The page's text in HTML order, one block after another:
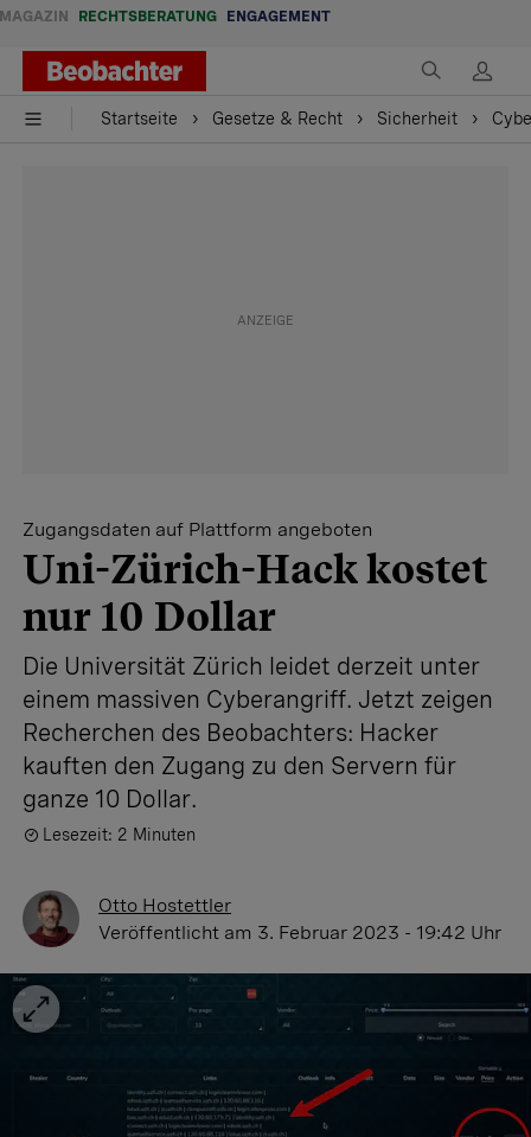
MAGAZIN RECHTSBERATUNG ENGAGEMENT
Startseite Gesetze & Recht Sicherheit
Zugangsdaten auf Plattform angeboten
Uni-Zürich-Hack kostet
nur 10 Dollar
Die Universität Zürich leidet derzeit unter
einem massiven Cyberangriff. Jetzt zeigen
Recherchen des Beobachters: Hacker
kauften den Zugang zu den Servern für
ganze 10 Dollar.
Lesezeit: 2 Minuten
Otto Hostettler
Veröffentlicht am 3. Februar 2023 - 19:42 Uhr